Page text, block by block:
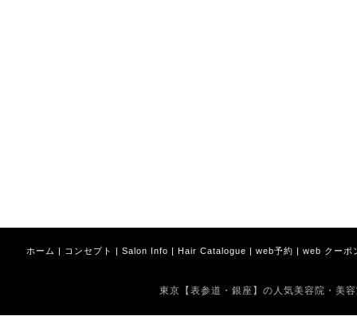
ホーム | コンセプト | Salon Info | Hair Catalogue | web予約 | web クーポ
東京【表参道・銀座】の人気美容院・